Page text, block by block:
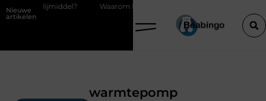
Nieuwe
artikelen
Waarom kiezen voor een boekhouder in Kortrijk bij digitaal
warmtepomp